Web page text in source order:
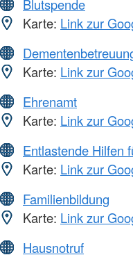
Blutspende
Karte: Link zur
Karte: Link zur
Ehrenamt
Karte: Link zur
Entlastende Hilfen
Karte: Link zur
Familienbildung
Karte: Link zur
Hausnotruf